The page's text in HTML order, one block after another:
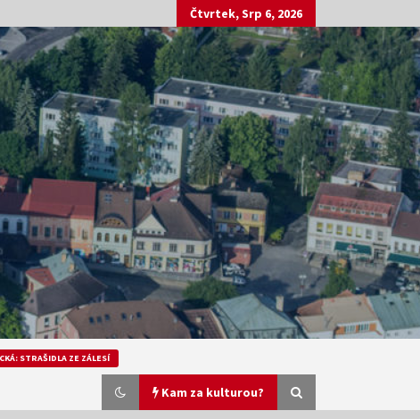
Čtvrtek, Srp 6, 2026
STRAŠIDLA ZE ZÁLESÍ
Kam za kulturou?